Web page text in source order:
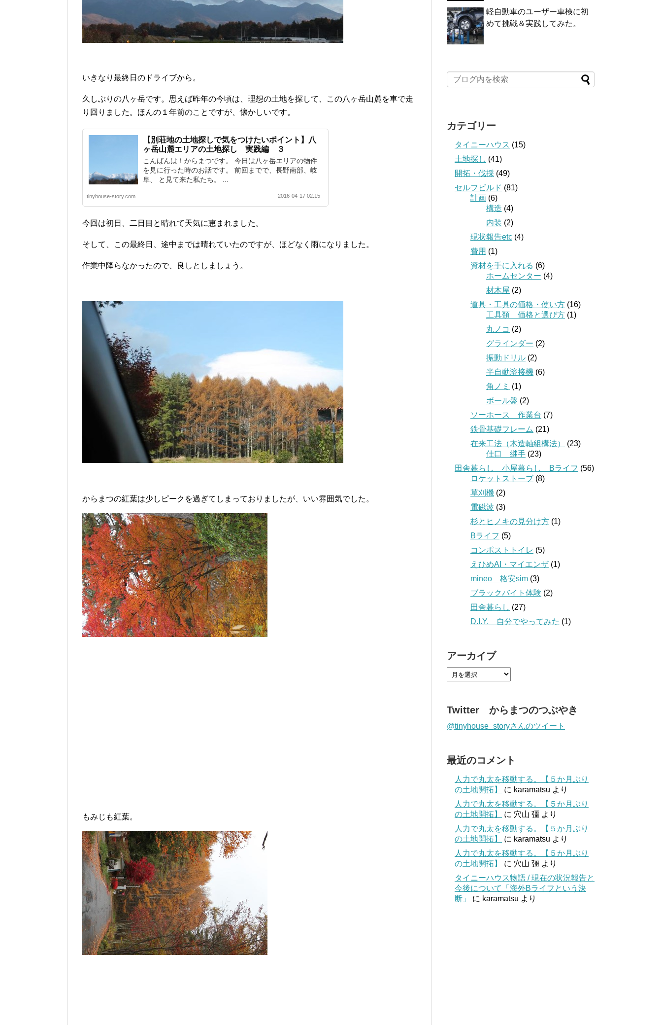
いきなり最終日のドライブから。
久しぶりの八ヶ岳です。思えば昨年の今頃は、理想の土地を探して、この八ヶ岳山麓を車で走
り回りました。ほんの１年前のことですが、懐かしいです。
【別荘地の土地探しで気をつけたいポイント】八
ヶ岳山麓エリアの土地探し 実践編 ３
こんばんは！からまつです。 今日は八ヶ岳エリアの物件
を見に行った時のお話です。 前回までで、長野南部、岐
阜、 と見て来た私たち。 ...
tinyhouse-story.com 2016-04-17 02:15
今回は初日、二日目と晴れて天気に恵まれました。
そして、この最終日、途中までは晴れていたのですが、ほどなく雨になりました。
作業中降らなかったので、良しとしましょう。
からまつの紅葉は少しピークを過ぎてしまっておりましたが、いい雰囲気でした。
もみじも紅葉。
軽自動車のユーザー車検に初
めて挑戦＆実践してみた。
カテゴリー
タイニーハウス (15)
土地探し (41)
開拓・伐採 (49)
セルフビルド (81)
計画 (6)
構造 (4)
内装 (2)
現状報告etc (4)
費用 (1)
資材を手に入れる (6)
ホームセンター (4)
材木屋 (2)
道具・工具の価格・使い方 (16)
工具類 価格と選び方 (1)
丸ノコ (2)
グラインダー (2)
振動ドリル (2)
半自動溶接機 (6)
角ノミ (1)
ボール盤 (2)
ソーホース 作業台 (7)
鉄骨基礎フレーム (21)
在来工法（木造軸組構法）
(23)
仕口 継手 (23)
田舎暮らし 小屋暮らし Bライフ (56)
ロケットストーブ (8)
草刈機 (2)
電磁波 (3)
杉とヒノキの見分け方 (1)
Bライフ (5)
コンポストトイレ (5)
えひめAI・マイエンザ (1)
mineo 格安sim (3)
ブラックバイト体験 (2)
田舎暮らし (27)
D.I.Y. 自分でやってみた (1)
アーカイブ
Twitter からまつのつぶやき
@tinyhouse_storyさんのツイート
最近のコメント
人力で丸太を移動する。【５か月ぶり
の土地開拓】
に karamatsu より
人力で丸太を移動する。【５か月ぶり
の土地開拓】
に 穴山 彊 より
人力で丸太を移動する。【５か月ぶり
の土地開拓】
に karamatsu より
人力で丸太を移動する。【５か月ぶり
の土地開拓】
に 穴山 彊 より
タイニーハウス物語 / 現在の状況報告と
今後について「海外Bライフという決
断」
に karamatsu より